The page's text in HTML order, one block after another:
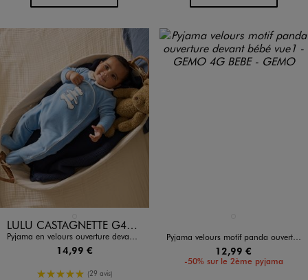
Disponible en 1 coloris LULU CASTAGNETTE G4G D
Pyjama en velours ouverture devant bébé garçon - LuluCastagnette
14,99 €
5/5 de moyenne
(29 avis)
Pyjama velours motif panda ouverture devant bébé
12,99 €
-50% sur le 2ème pyjama